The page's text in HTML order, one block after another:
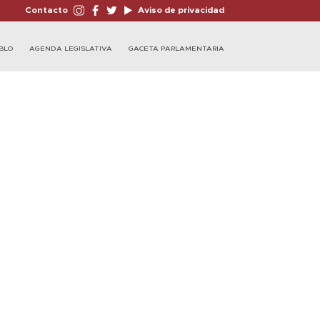
Contacto Aviso de privacidad
AGENDA LEGISLATIVA GACETA PARLAMENTARIA